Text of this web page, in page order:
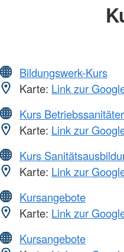
Bildungswerk-Kurs
Karte: Link zur
Kurs Betriebssanitäter
Karte: Link zur
Kurs
Karte: Link zur
Kursangebote
Karte: Link zur
Kursangebote